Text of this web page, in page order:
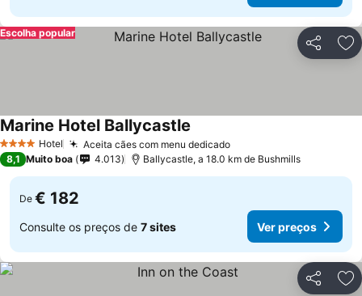
Partilhar
Escolha popular
4 EstrelasHotel Aceita cães com menu dedicadoVer preços
Marine Hotel Ballycastle
8,1 Muito boa 4.013 Ballycastle, a 18.0 km de Bushmills
De € 182
Consulte os preços de 7 sites Ver preços
Partilhar